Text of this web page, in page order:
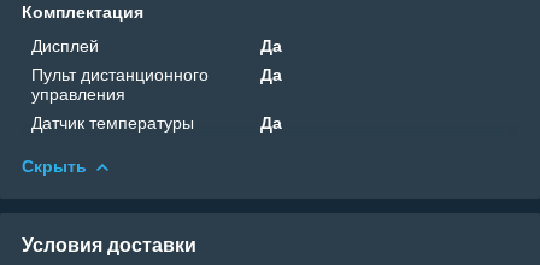
Комплектация
Дисплей
Да
Пульт дистанционного
управления
Да
Датчик температуры Да
Скрыть
Условия доставки